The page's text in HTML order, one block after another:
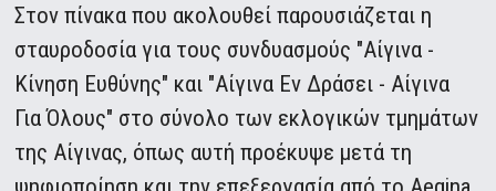
Στον πίνακα που ακολουθεί παρουσιάζεται η
σταυροδοσία για τους συνδυασμούς "Αίγινα -
Κίνηση Ευθύνης" και "Αίγινα Εν Δράσει - Αίγινα
Για Όλους" στο σύνολο των εκλογικών τμημάτων
της Αίγινας, όπως αυτή προέκυψε μετά τη